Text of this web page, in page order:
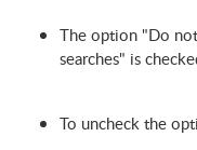
The option "Do
searches" is
To uncheck the